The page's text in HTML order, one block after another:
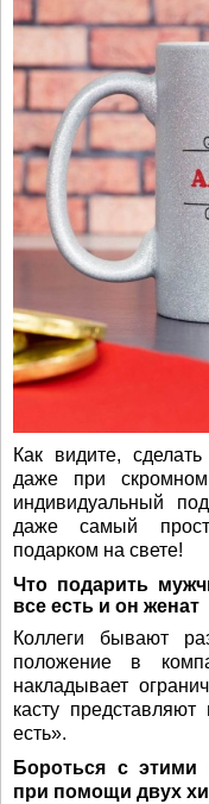
Как видите,
даже при
индивидуальный
даже самый
подарком на свете!
Что подарить
все есть и он женат
Коллеги бывают
положение в
накладывает
касту
есть».
Бороться с
при помощи двух